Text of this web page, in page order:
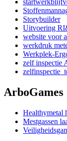
Storybuilder
Uitvoering
website voor
werkdruk
Werkplek-
zelf inspectie
ArboGames
Healthymetal
Mestgassen